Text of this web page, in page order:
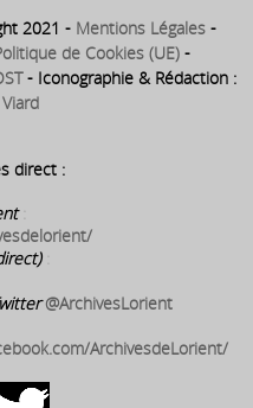
2021 - Mentions Légales -
de Cookies (UE) -
- Iconographie & Rédaction :
direct :
:
@ArchivesLorient
ArchivesdeLorient/